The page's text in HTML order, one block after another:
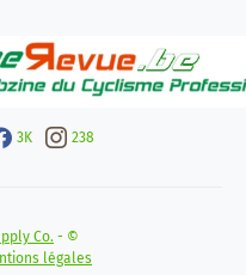
3K 238
Co. - ©
légales